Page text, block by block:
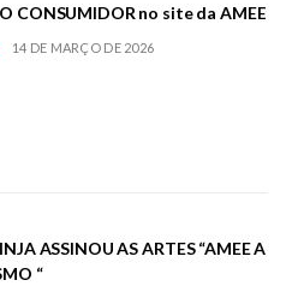
CONSUMIDOR no site da AMEE
14 DE MARÇO DE 2026
ASSINOU AS ARTES “AMEE A
“